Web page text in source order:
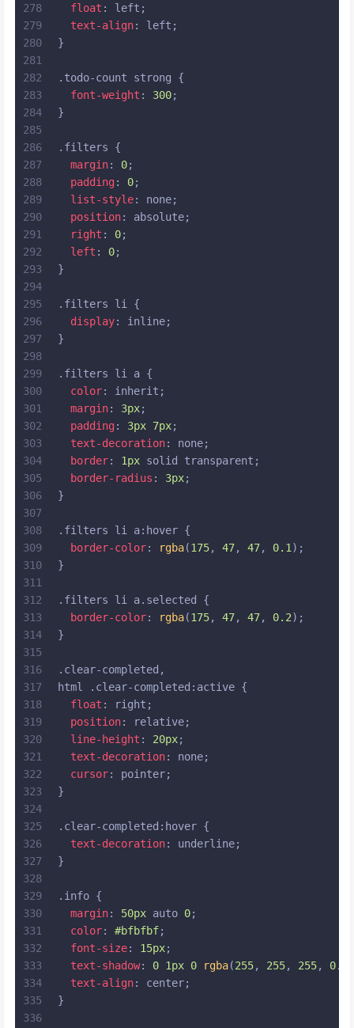
278
279
280
281
282
283
284
285
286
287
288
289
290
291
292
293
294
295
296
297
298
299
300
301
302
303
304
305
306
307
308
309
310
311
312
313
314
315
316
317
318
319
320
321
322
323
324
325
326
327
328
329
330
331
332
333
334
335
336
float : left;
text-align: left;
}
.todo-count strong {
font-weight : 300;
}
.filters {
margin: 0;
padding: 0;
list-style: none;
position: absolute;
right : 0;
left : 0;
}
.filters li
{
display: inline;
}
.filters li a {
color: inherit;
margin: 3px;
padding: 3px 7px;
text-decoration: none;
border: 1px solid transparent;
border-radius : 3px;
}
.filters li a:hover {
border-color: rgba(175, 47, 47, 0.1 );
}
.filters li a.selected
{
border-color: rgba(175, 47, 47, 0.2);
}
.clear-completed ,
html
.clear-completed :active {
float : right;
position: relative;
line-height : 20px;
text-decoration: none;
cursor: pointer;
}
.clear-completed :hover {
text-decoration: underline;
}
.info {
margin: 50px auto 0;
color: #bfbfbf;
font-size: 15px;
text-shadow: 0 1px 0 rgba(255, 255, 255, 0.5
text-align: center;
}